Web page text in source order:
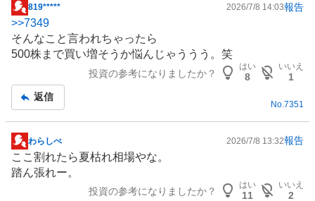
掲
示
板
記
819***** 2026/7/8 14:03報告
>>7349
そんなこと言われちゃったら
500株まで買い増そうか悩んじゃううう。笑
投資の参考になりましたか？
はい
8
いいえ
1
返信
No. 7351
掲
示
板
わらしべ 2026/7/8 13:32報告
ここ割れたら夏枯れ相場やな。
踏ん張れー。
投資の参考になりましたか？
はい
11
いいえ
2